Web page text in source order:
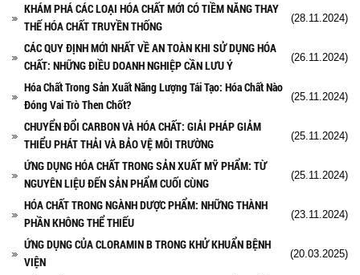
KHÁM PHÁ CÁC LOẠI HÓA CHẤT MỚI CÓ TIỀM NĂNG THAY
THẾ HÓA CHẤT TRUYỀN THỐNG
(28.11.2024)
CÁC QUY ĐỊNH MỚI NHẤT VỀ AN TOÀN KHI SỬ DỤNG HÓA
CHẤT: NHỮNG ĐIỀU DOANH NGHIỆP CẦN LƯU Ý
(26.11.2024)
Hóa Chất Trong Sản Xuất Năng Lượng Tái Tạo: Hóa Chất Nào
Đóng Vai Trò Then Chốt?
(25.11.2024)
CHUYỂN ĐỔI CARBON VÀ HÓA CHẤT: GIẢI PHÁP GIẢM
THIỂU PHÁT THẢI VÀ BẢO VỆ MÔI TRƯỜNG
(25.11.2024)
ỨNG DỤNG HÓA CHẤT TRONG SẢN XUẤT MỸ PHẨM: TỪ
NGUYÊN LIỆU ĐẾN SẢN PHẨM CUỐI CÙNG
(25.11.2024)
HÓA CHẤT TRONG NGÀNH DƯỢC PHẨM: NHỮNG THÀNH
PHẦN KHÔNG THỂ THIẾU
(23.11.2024)
ỨNG DỤNG CỦA CLORAMIN B TRONG KHỬ KHUẨN BỆNH
VIỆN
(20.03.2025)